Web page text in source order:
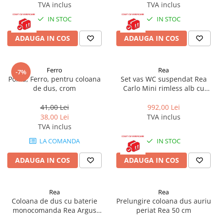
TVA inclus
IN STOC
ADAUGA IN COS
TVA inclus
IN STOC
ADAUGA IN COS
-7% Ferro
Polita, Ferro, pentru coloana
de dus, crom
41,00 Lei
38,00 Lei
TVA inclus
LA COMANDA
ADAUGA IN COS
Rea
Set vas WC suspendat Rea
Carlo Mini rimless alb cu
992,00 Lei
TVA inclus
IN STOC
ADAUGA IN COS
Rea
Coloana de dus cu baterie
monocomanda Rea Argus
Rea
Prelungire coloana dus auriu
periat Rea 50 cm